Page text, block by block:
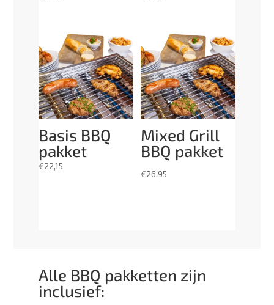
Basis BBQ
pakket
€22,15
Mixed Grill
BBQ pakket
€26,95
Alle BBQ pakketten zijn
inclusief: